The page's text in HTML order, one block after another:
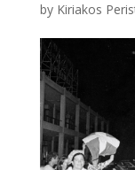
by Kiriakos